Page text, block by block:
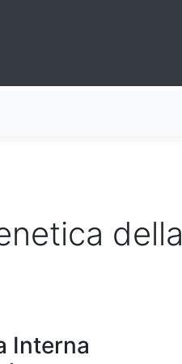
della
Interna